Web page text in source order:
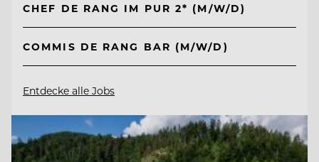
CHEF DE RANG IM PUR 2* (M/W/D)
COMMIS DE RANG BAR (M/W/D)
Entdecke alle Jobs